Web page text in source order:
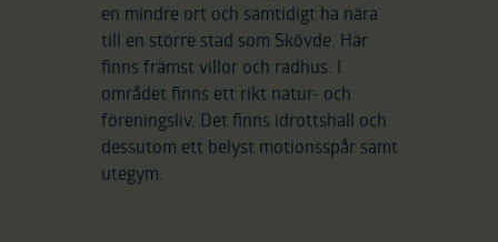
en mindre ort och samtidigt ha nära
till en större stad som Skövde. Här
finns främst villor och radhus. I
området finns ett rikt natur- och
föreningsliv. Det finns idrottshall och
dessutom ett belyst motionsspår samt
utegym.